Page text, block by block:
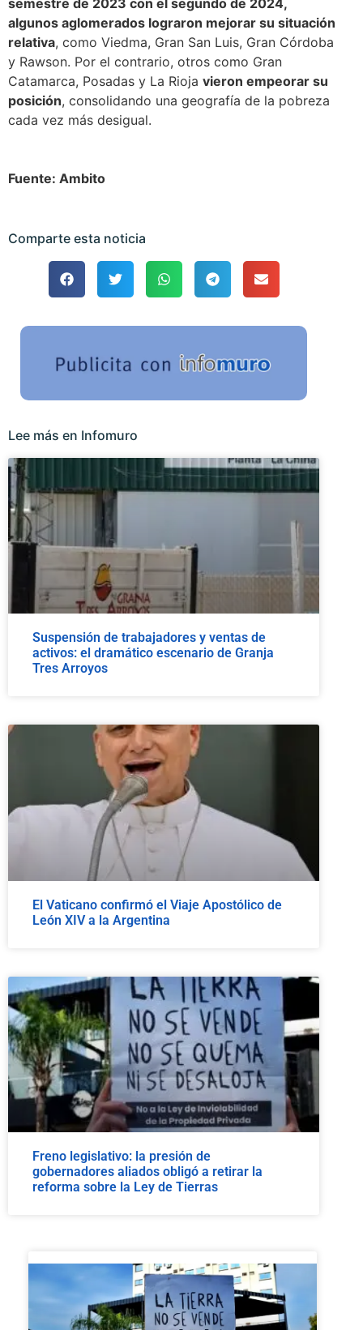
algunos aglomerados lograron mejorar su situación
relativa, como Viedma, Gran San Luis, Gran Córdoba
y Rawson. Por el contrario, otros como Gran
Catamarca, Posadas y La Rioja vieron empeorar su
posición, consolidando una geografía de la pobreza
cada vez más desigual.
Fuente: Ambito
Comparte esta noticia
Lee más en Infomuro
Suspensión de trabajadores y ventas de
activos: el dramático escenario de Granja
Tres Arroyos
El Vaticano confirmó el Viaje Apostólico de
León XIV a la Argentina
Freno legislativo: la presión de
gobernadores aliados obligó a retirar la
reforma sobre la Ley de Tierras